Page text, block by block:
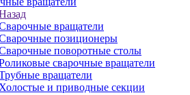
вращатели
позиционеры
поворотные столы
сварочные вращатели
вращатели
Холостые и приводные секции